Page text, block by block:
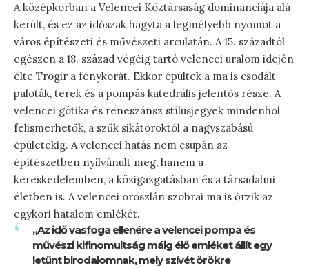
A középkorban a Velencei Köztársaság dominanciája alá
került, és ez az időszak hagyta a legmélyebb nyomot a
város építészeti és művészeti arculatán. A 15. századtól
egészen a 18. század végéig tartó velencei uralom idején
élte Trogir a fénykorát. Ekkor épültek a ma is csodált
paloták, terek és a pompás katedrális jelentős része. A
velencei gótika és reneszánsz stílusjegyek mindenhol
felismerhetők, a szűk sikátoroktól a nagyszabású
épületekig. A velencei hatás nem csupán az
építészetben nyilvánult meg, hanem a
kereskedelemben, a közigazgatásban és a társadalmi
életben is. A velencei oroszlán szobrai ma is őrzik az
egykori hatalom emlékét.
„Az idő vasfoga ellenére a velencei pompa és
művészi kifinomultság máig élő emléket állít egy
letűnt birodalomnak, mely szívét örökre